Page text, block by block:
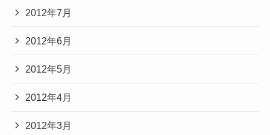
2012年7月
2012年6月
2012年5月
2012年4月
2012年3月